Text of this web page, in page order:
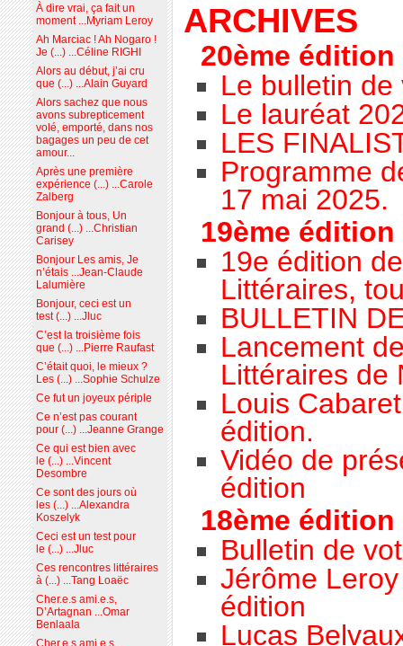
ARCHIVES
20ème édition
Le bulletin
Le lauréat
LES
Programme
17 mai 2025.
19ème édition
19e édition
Littéraires,
BULLETIN
Lancement
Littéraires de
Louis
édition.
Vidéo de
édition
18ème édition
Bulletin de
Jérôme
édition
Lucas
À dire vrai, ça fait un
moment ...Myriam Leroy
Ah Marciac ! Ah Nogaro !
Je (...) ...Céline RIGHI
Alors au début, j’ai cru
que (...) ...Alain Guyard
Alors sachez que nous
avons subrepticement
volé, emporté, dans nos
bagages un peu de cet
amour...
Après une première
expérience (...) ...Carole
Zalberg
Bonjour à tous, Un
grand (...) ...Christian
Carisey
Bonjour Les amis, Je
n’étais ...Jean-Claude
Lalumière
Bonjour, ceci est un
test (...) ...Jluc
C’est la troisième fois
que (...) ...Pierre Raufast
C’était quoi, le mieux ?
Les (...) ...Sophie Schulze
Ce fut un joyeux périple
Ce n’est pas courant
pour (...) ...Jeanne Grange
Ce qui est bien avec
le (...) ...Vincent
Desombre
Ce sont des jours où
les (...) ...Alexandra
Koszelyk
Ceci est un test pour
le (...) ...Jluc
Ces rencontres littéraires
à (...) ...Tang Loaëc
Cher.e.s ami.e.s,
D’Artagnan ...Omar
Benlaala